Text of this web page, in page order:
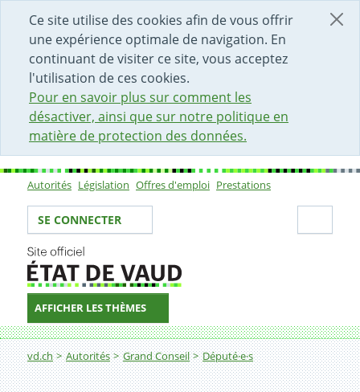
Ce site utilise des cookies afin de vous offrir
une expérience optimale de navigation. En
continuant de visiter ce site, vous acceptez
l'utilisation de ces cookies.
Pour en savoir plus sur comment les
désactiver, ainsi que sur notre politique en
matière de protection des données.
DÉBUT DU CONTENU DE LA PAGE
ACCÈS AU CHAMP DE RECHERCHE
PAGE D'ACCUEIL
FORMULAIRE DE CONTACT
Sous-navigation
Autorités Législation Offres d'emploi Prestations
Votre identité
SE CONNECTER
AFFICHER LES THÈMES
Fil d'Ariane
vd.ch Autorités Grand Conseil Député·e·s